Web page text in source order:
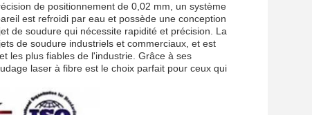
de positionnement de 0,02 mm, un système
est refroidi par eau et possède une conception
de soudure qui nécessite rapidité et précision. La
de soudure industriels et commerciaux, et est
les plus fiables de l'industrie. Grâce à ses
laser à fibre est le choix parfait pour ceux qui